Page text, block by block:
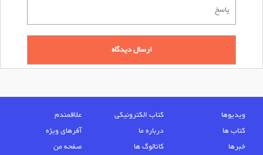
ویدیوها کتاب الکترونیکی
علاقمندم
کتاب ها
درباره ما
آفرهای ویژه
خبرها
کاتالوگ ها
صفحه من